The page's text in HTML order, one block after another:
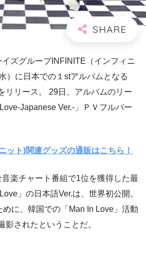
ズグループINFINITE（インフィニ
）に日本での１stアルバムとなる
リリース。 29日、アルバムのリー
Japanese Ver.-」ＰＶフルバー
ット)関連グッズの通販はこちら！
楽チャート番組で1位を獲得した最
」の日本語Ver.は、世界初公開。
めに、韓国での「Man In Love」活動
影されたということだ。